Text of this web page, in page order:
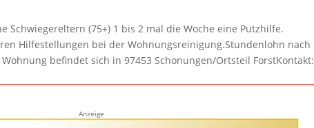
Schwiegereltern (75+) 1 bis 2 mal die Woche eine Putzhilfe.
Hilfestellungen bei der Wohnungsreinigung.Stundenlohn nach
befindet sich in 97453 Schonungen/Ortsteil ForstKontakt:
Anzeige